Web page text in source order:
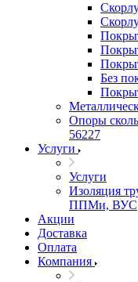
Без
Опоры
56227
Услуги
Услуги
Изоляция
ППМи, ВУС
Акции
Доставка
Оплата
Компания